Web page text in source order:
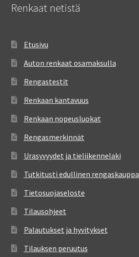
Renkaat netistä
Etusivu
Auton renkaat osamaksulla
Rengastestit
Renkaan kantavuus
Renkaan nopeusluokat
Rengasmerkinnät
Urasyvyydet ja tieliikennelaki
Tutkitusti edullinen rengaskauppa
Tietosuojaseloste
Tilausohjeet
Palautukset ja hyvitykset
Tilauksen peruutus